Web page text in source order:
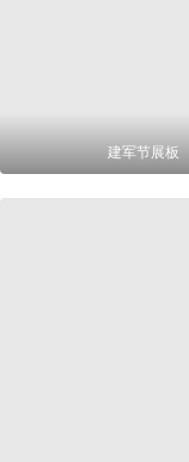
建军节展板